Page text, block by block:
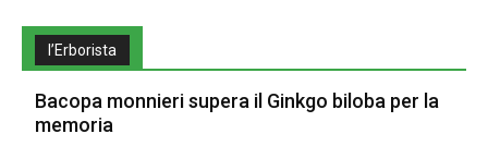
l’Erborista
Bacopa monnieri supera il Ginkgo biloba per la
memoria